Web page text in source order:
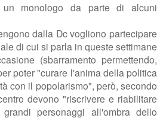
monologo da parte di alcuni
dalla Dc vogliono partecipare
di cui si parla in queste settimane
(sbarramento permettendo,
poter "curare l'anima della politica
con il popolarismo", però, secondo
devono "riscrivere e riabilitare
personaggi all'ombra dello